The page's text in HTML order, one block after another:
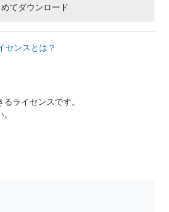
めてダウンロード
センスとは？
ライセンスです。